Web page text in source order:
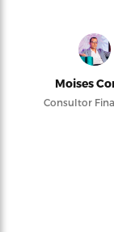
Moises
Consultor